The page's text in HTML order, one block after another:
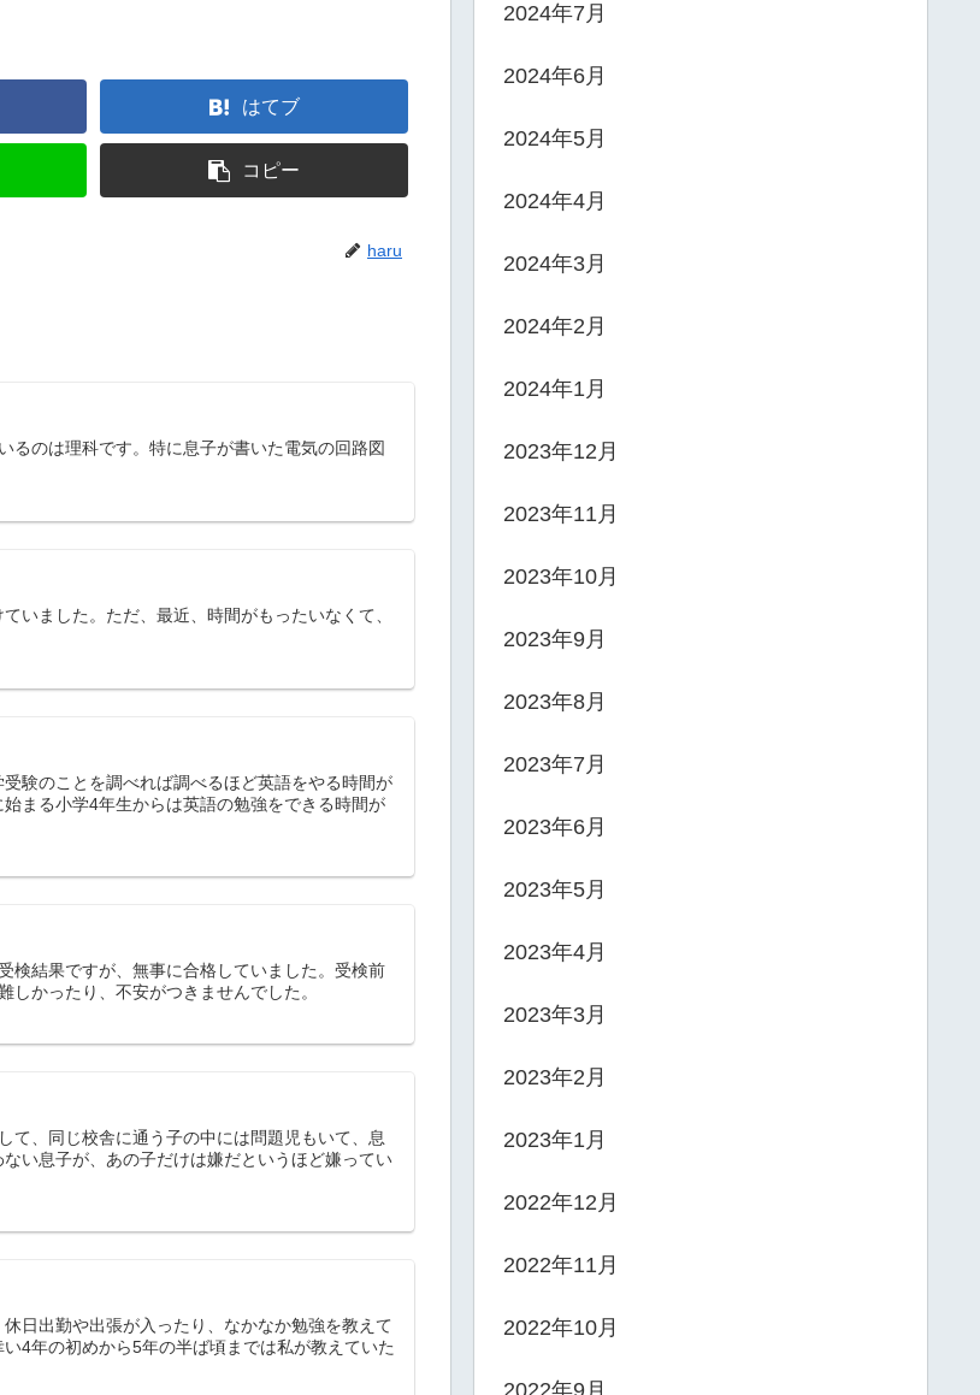
はてブ
コピー
haru
るのは理科です。特に息子が書いた電気の回路図
いました。ただ、最近、時間がもったいなくて、
験のことを調べれば調べるほど英語をやる時間が
まる小学4年生からは英語の勉強をできる時間が
検結果ですが、無事に合格していました。受検前
かったり、不安がつきませんでした。
て、同じ校舎に通う子の中には問題児もいて、息
い息子が、あの子だけは嫌だというほど嫌ってい
日出勤や出張が入ったり、なかなか勉強を教えて
4年の初めから5年の半ば頃までは私が教えていた
2024年7月
2024年6月
2024年5月
2024年4月
2024年3月
2024年2月
2024年1月
2023年12月
2023年11月
2023年10月
2023年9月
2023年8月
2023年7月
2023年6月
2023年5月
2023年4月
2023年3月
2023年2月
2023年1月
2022年12月
2022年11月
2022年10月